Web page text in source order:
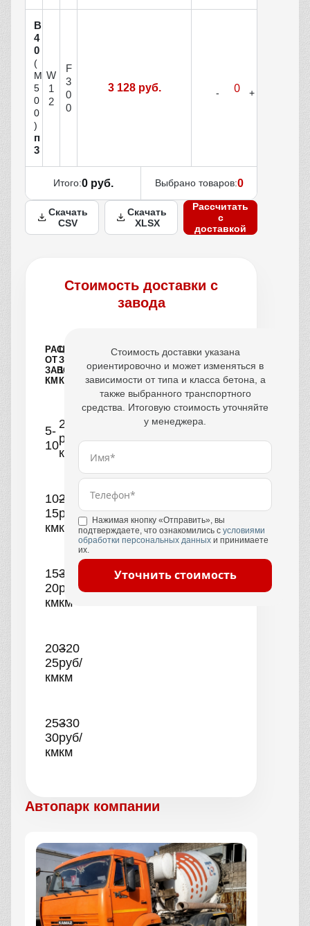
В
4
0
(
М
5
0
0
)
п
3
W
1
2
F
3
0
0
3 128 руб.
Итого:0 руб. Выбрано товаров:0
Скачать
CSV
Скачать
XLSX
Рассчитать
с
доставкой
Стоимость доставки с
завода
РАССТОЯНИЕ
ОТ
ЗАВОДА,
КМ
ЦЕНА
ЗА
1
КУБ
5-
10
250
руб/
км
10–
15
км
290
руб/
км
15–
20
км
300
руб/
км
20–
25
км
320
руб/
км
25–
30
км
330
руб/
км
Стоимость доставки указана
ориентировочно и может изменяться в
зависимости от типа и класса бетона, а
также выбранного транспортного
средства. Итоговую стоимость уточняйте
у менеджера.
Нажимая кнопку «Отправить», вы
подтверждаете, что ознакомились с условиями
обработки персональных данных и принимаете
их.
Уточнить стоимость
Автопарк компании